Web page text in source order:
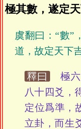
極其數，遂定
虞翻曰：“數”
道，故定天下
釋曰
極六
八十四爻，
定位爲準，
立卦，而生